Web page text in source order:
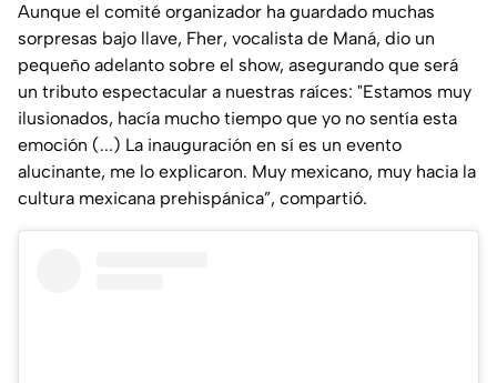
Aunque el comité organizador ha guardado muchas
sorpresas bajo llave, Fher, vocalista de Maná, dio un
pequeño adelanto sobre el show, asegurando que será
un tributo espectacular a nuestras raíces: "Estamos muy
ilusionados, hacía mucho tiempo que yo no sentía esta
emoción (...) La inauguración en sí es un evento
alucinante, me lo explicaron. Muy mexicano, muy hacia la
cultura mexicana prehispánica”, compartió.